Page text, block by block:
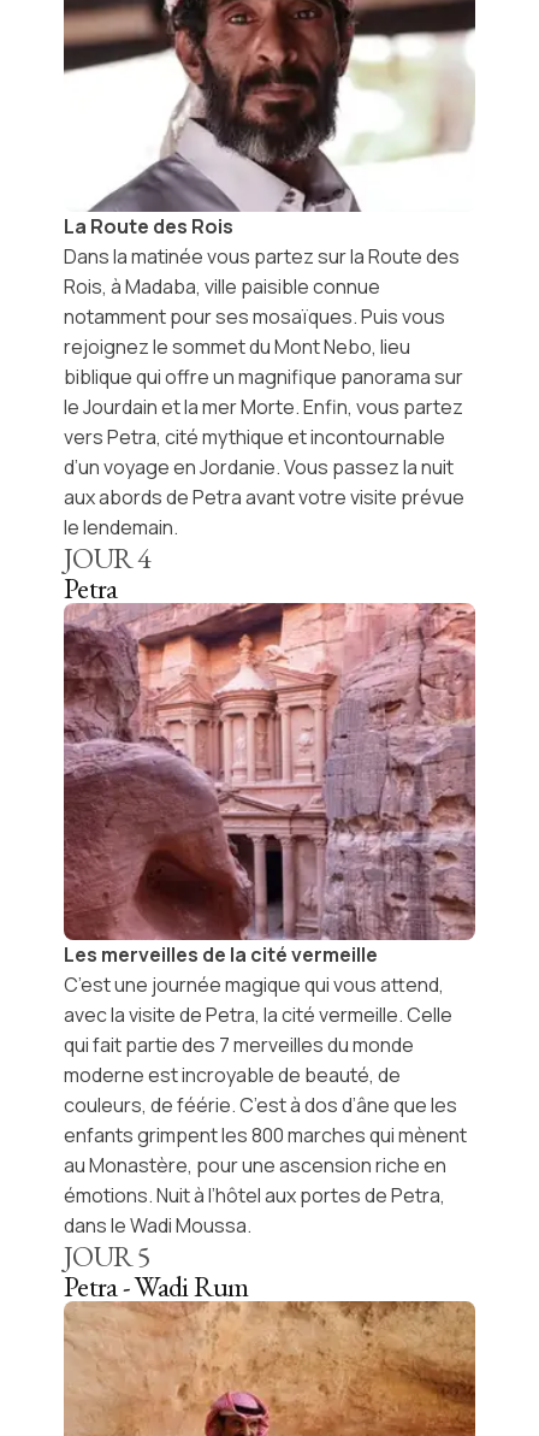
La Route des Rois
Dans la matinée vous partez sur la Route des
Rois, àMadaba, ville paisible connue
notamment pour ses mosaïques. Puis vous
rejoignez le sommet du Mont Nebo, lieu
biblique qui offre un magnifique panorama sur
le Jourdain et la mer Morte. Enfin, vous partez
vers Petra, cité mythique et incontournable
d’unvoyage en Jordanie. Vous passez la nuit
aux abords de Petra avant votre visite prévue
le lendemain.
JOUR4
Petra
Les merveilles de la cité vermeille
C’est une journée magique qui vous attend,
avec la visite dePetra, la cité vermeille. Celle
qui fait partie des 7 merveilles du monde
moderne est incroyable de beauté, de
couleurs, de féérie. C’est à dos d’âne que les
enfants grimpent les 800 marches qui mènent
au Monastère, pour une ascension riche en
émotions. Nuit à l’hôtel aux portes de Petra,
dans le Wadi Moussa.
JOUR5
Petra - Wadi Rum